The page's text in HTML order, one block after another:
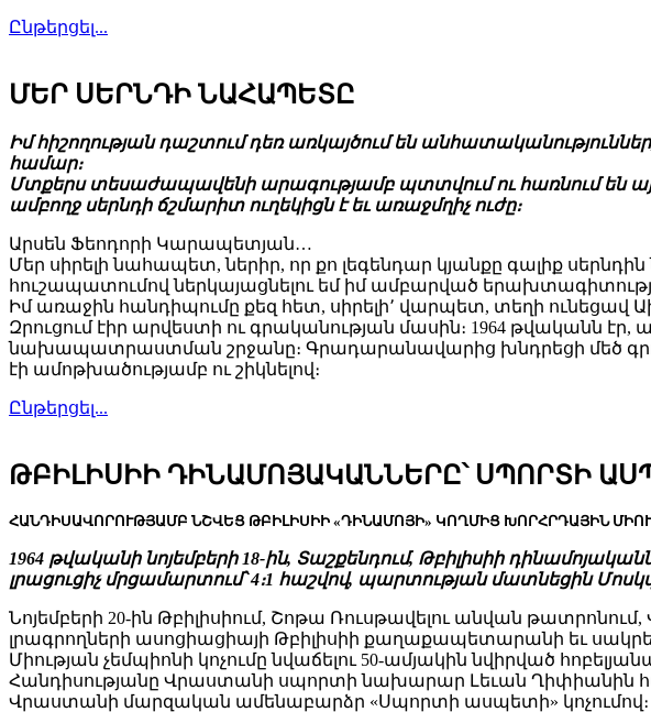
Ընթերցել...
ՄԵՐ ՍԵՐՆԴԻ ՆԱՀԱՊԵՏԸ
Իմ հիշողության դաշտում դեռ առկայծում են
համար։
Մտքերս տեսաժապավենի արագությամբ պտտվում ու հառնում են այդ
ամբողջ սերնդի ճշմարիտ ուղեկիցն է եւ առաջմղիչ ուժը։
Արսեն Ֆեոդորի Կարապետյան…
Մեր սիրելի նահապետ, ներիր, որ քո լեգենդար կյանքը գալիք
հուշապատումով ներկայացնելու եմ իմ ամբարված
Իմ առաջին հանդիպումը քեզ հետ, սիրելի՚ վարպետ, տեղի ունեցավ
Զրուցում էիր արվեստի ու գրականության մասին։ 1964 թվականն էր,
նախապատրաստման շրջանը։ Գրադարանավարից խնդրեցի մեծ
էի ամոթխածությամբ ու շիկնելով։
Ընթերցել...
ԹԲԻԼԻՍԻԻ ԴԻՆԱՄՈՅԱԿԱՆՆԵՐԸ՝ ՍՊՈՐՏԻ
ՀԱՆԴԻՍԱՎՈՐՈՒԹՅԱՄԲ ՆՇՎԵՑ ԹԲԻԼԻՍԻԻ «ԴԻՆԱՄՈՅԻ» ԿՈՂՄԻՑ ԽՈՐՀՐԴԱՅԻՆ
1964 թվականի նոյեմբերի 18-ին, Տաշքենդում, Թբիլիսիի
լրացուցիչ մրցամարտում՝ 4։1 հաշվով, պարտության մատնեցին
Նոյեմբերի 20-ին Թբիլիսիում, Շոթա Ռուսթավելու անվան
լրագրողների ասոցիացիայի Թբիլիսիի քաղաքապետարանի եւ
Միության չեմպիոնի կոչումը նվաճելու 50-ամյակին նվիրված
Հանդիսությանը Վրաստանի սպորտի նախարար Լեւան Ղիփիանին
Վրաստանի մարզական ամենաբարձր «Սպորտի ասպետի» կոչումով։